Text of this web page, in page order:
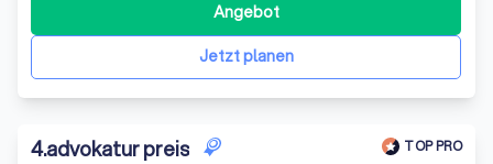
Jetzt planen
Angebot
4.advokatur preis TOP PRO